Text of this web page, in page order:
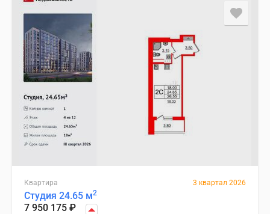
Квартира 3 квартал 2026
Студия 24.65 м2
7 950 175 ₽